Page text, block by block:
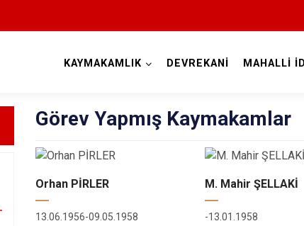
KAYMAKAMLIK DEVREKANİ MAHALLİ
Görev Yapmış Kaymakamlar
Orhan PİRLER
13.06.1956-09.05.1958
M. Mahir ŞELLAKİ
-13.01.1958